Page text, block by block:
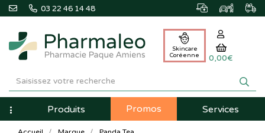
03 22 46 14 48
Pharmaleo
Pharmacie
Paque
Skincare
Coréenne
0,00€
NavigationProduits Promos Services